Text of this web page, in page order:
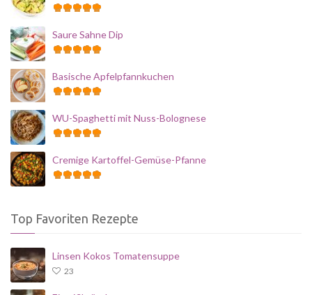
Saure Sahne Dip
Basische Apfelpfannkuchen
WU-Spaghetti mit Nuss-Bolognese
Cremige Kartoffel-Gemüse-Pfanne
Top Favoriten Rezepte
Linsen Kokos Tomatensuppe
23